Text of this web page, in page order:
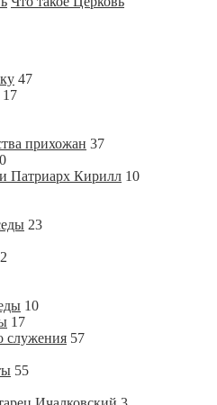
47
17
прихожан 37
Патриарх Кирилл 10
23
10
17
служения 57
55